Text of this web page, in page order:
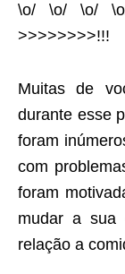
\o/ \o/ \o/
>>>>>>>>!!!
Muitas de
durante esse
foram
com
foram
mudar a sua
relação a